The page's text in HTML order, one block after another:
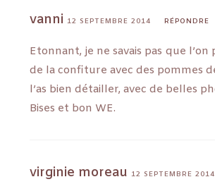
vanni 12 SEPTEMBRE 2014 RÉPONDRE
Etonnant, je ne savais pas que l’on
de la confiture avec des pommes
l’as bien détailler, avec de belles
Bises et bon WE.
virginie moreau 12 SEPTEMBRE 2014